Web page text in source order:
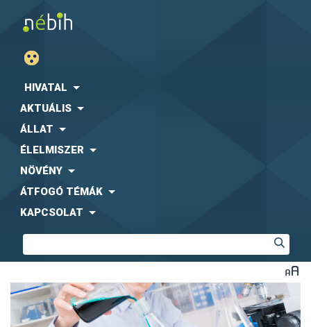
HIVATAL
AKTUÁLIS
ÁLLAT
ÉLELMISZER
NÖVÉNY
ÁTFOGÓ TÉMÁK
KAPCSOLAT